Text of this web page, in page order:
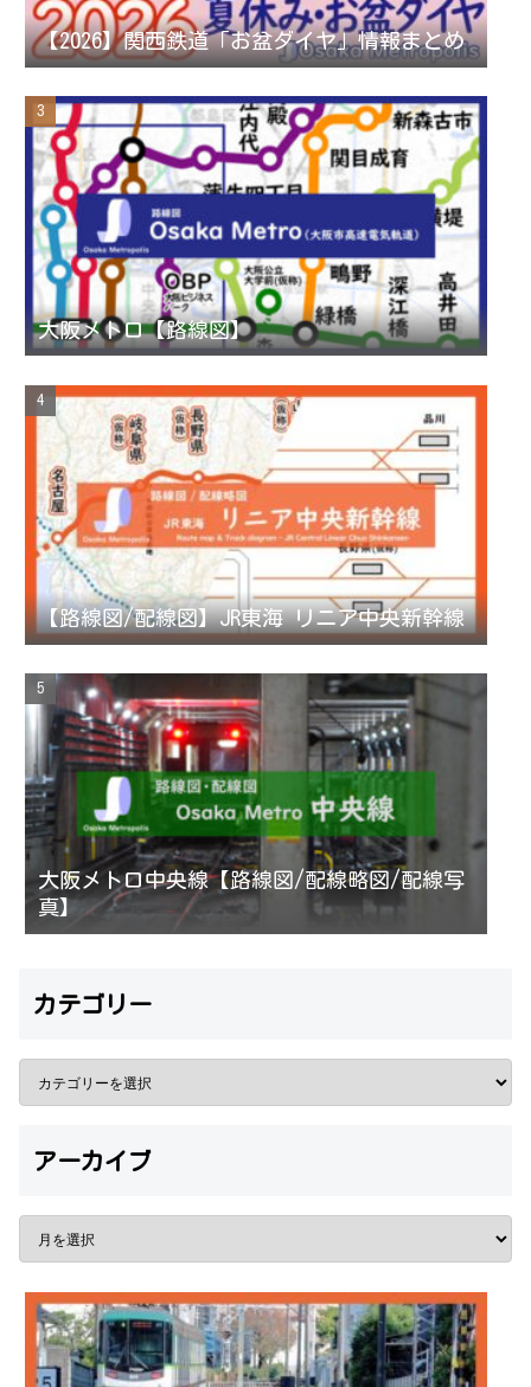
n
e
【2026】関西鉄道「お盆ダイヤ」情報まとめ
大阪メトロ【路線図】
【路線図/配線図】JR東海 リニア中央新幹線
大阪メトロ中央線【路線図/配線略図/配線写
真】
カテゴリー
アーカイブ